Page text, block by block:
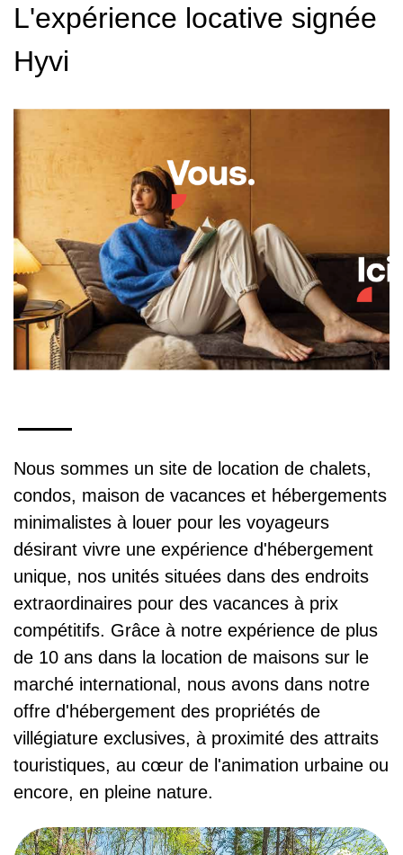
L'expérience locative signée
Hyvi
Nous sommes un site de location de chalets,
condos, maison de vacances et hébergements
minimalistes à louer pour les voyageurs
désirant vivre une expérience d'hébergement
unique, nos unités situées dans des endroits
extraordinaires pour des vacances à prix
compétitifs. Grâce à notre expérience de plus
de 10 ans dans la location de maisons sur le
marché international, nous avons dans notre
offre d'hébergement des propriétés de
villégiature exclusives, à proximité des attraits
touristiques, au cœur de l'animation urbaine ou
encore, en pleine nature.